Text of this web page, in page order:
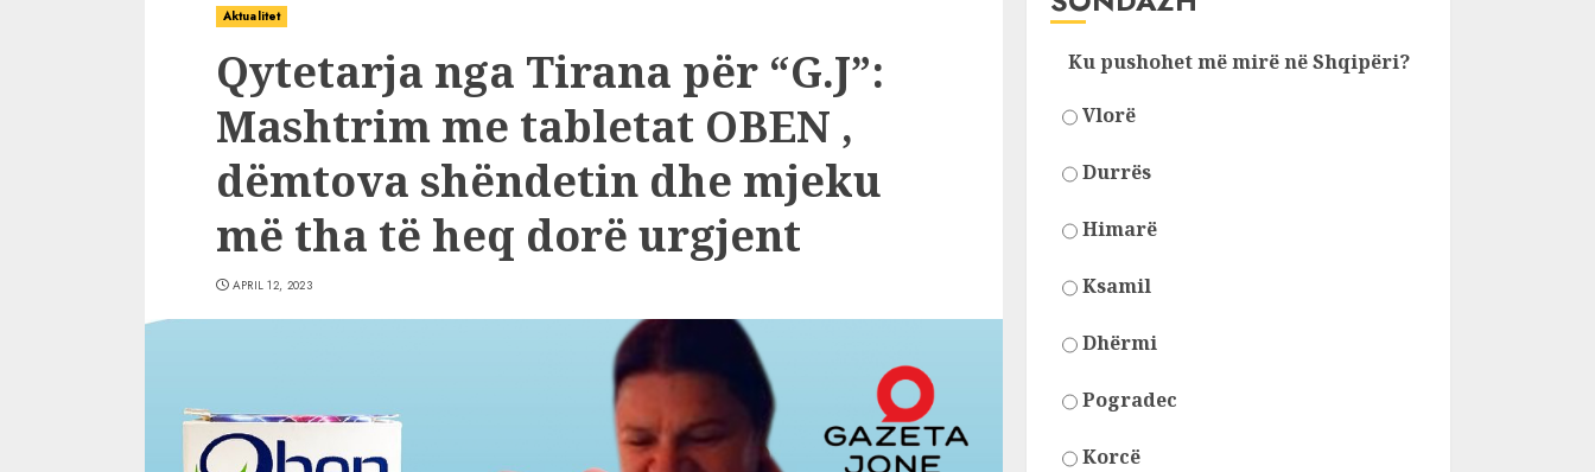
Aktualitet
Qytetarja nga Tirana për “G.J”:
Mashtrim me tabletat OBEN ,
dëmtova shëndetin dhe mjeku
më tha të heq dorë urgjent
APRIL 12, 2023
Ku pushohet më mirë në Shqipëri?
Vlorë
Durrës
Himarë
Ksamil
Dhërmi
Pogradec
Korcë